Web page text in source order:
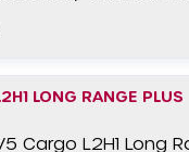
LONG RANGE PLUS